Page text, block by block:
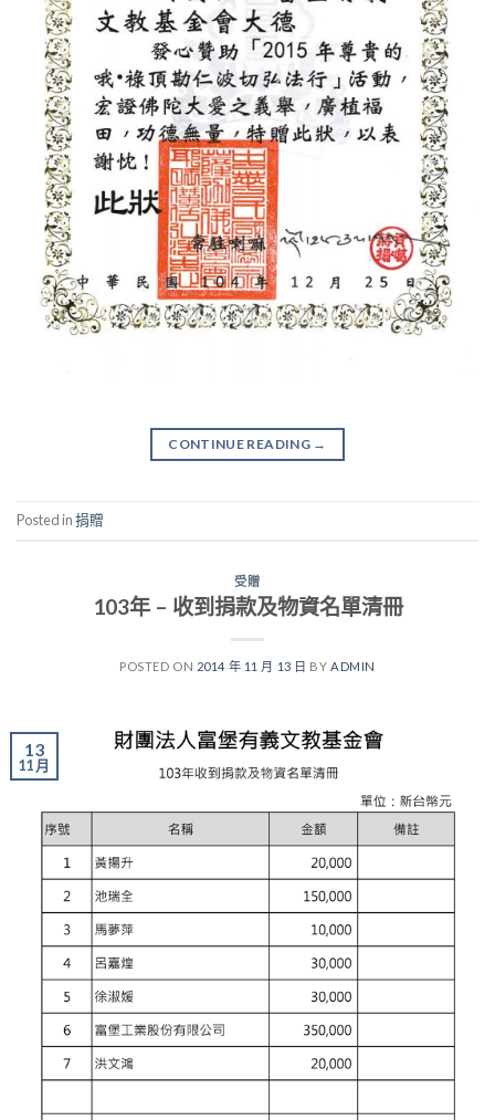
CONTINUE READING →
Posted in捐贈
受贈
103年 – 收到捐款及物資名單清冊
POSTED ON 2014 年 11 月 13 日 BY ADMIN
13
11 月